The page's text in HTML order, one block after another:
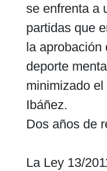
se enfrenta a
partidas que
la
deporte
minimizado
Ibáñez.
Dos años de
La Ley 13/